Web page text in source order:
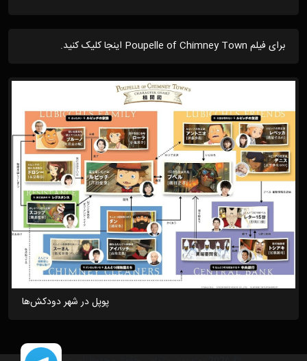
برای فیلم Poupelle of Chimney Town اینجا کلیک کنید.
پوپل در شهر دودکش‌ها